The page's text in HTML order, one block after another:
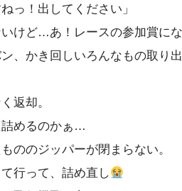
っ！出してください」
けど…あ！レースの参加賞に
、かき回しいろんなもの取り
返却。
詰めるのかぁ…
ののジッパーが閉まらない。
行って、詰め直し